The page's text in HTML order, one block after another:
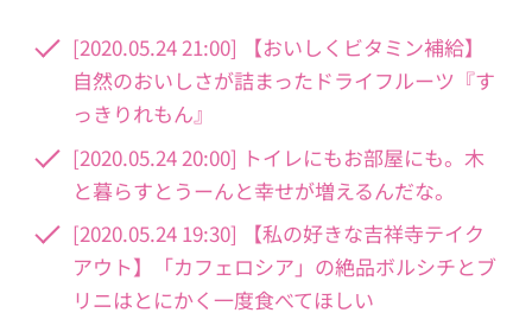
[2020.05.24 21:00] 【おいしくビタミン補給】
自然のおいしさが詰まったドライフルーツ『す
っきりれもん』
[2020.05.24 20:00] トイレにもお部屋にも。木
と暮らすとうーんと幸せが増えるんだな。
[2020.05.24 19:30] 【私の好きな吉祥寺テイク
アウト】「カフェロシア」の絶品ボルシチとブ
リニはとにかく一度食べてほしい